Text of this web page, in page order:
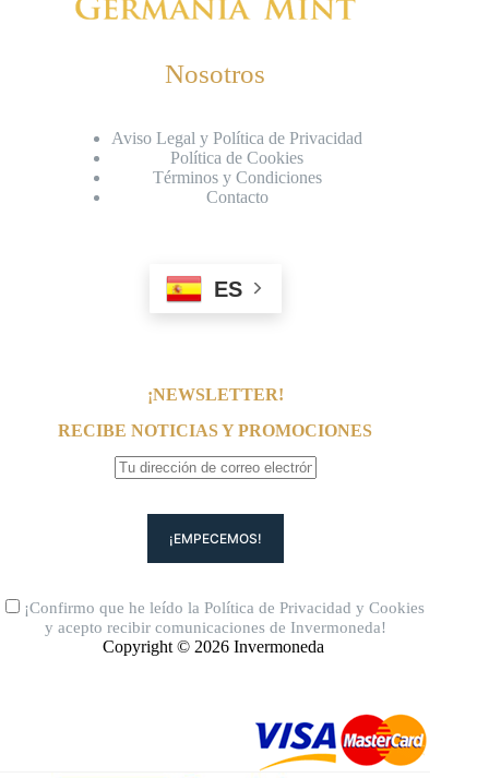
Nosotros
Aviso Legal y Política de Privacidad
Política de Cookies
Términos y Condiciones
Contacto
ES
¡NEWSLETTER!
RECIBE NOTICIAS Y PROMOCIONES
¡Confirmo que he leído laPolítica de Privacidad yCookies
y acepto recibir comunicaciones de Invermoneda!
Copyright © 2026 Invermoneda